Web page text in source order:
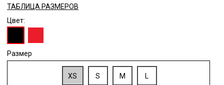
ТАБЛИЦА РАЗМЕРОВ
Цвет:
Размер
XS S M L